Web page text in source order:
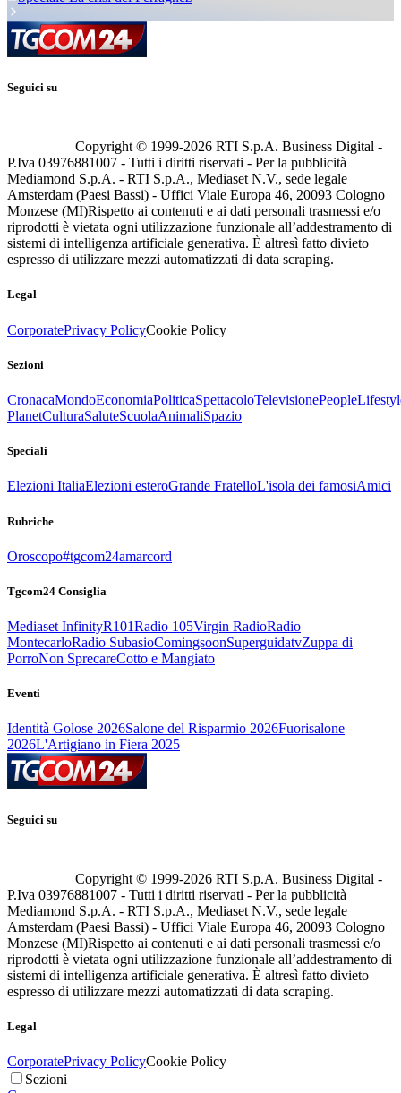
Seguici su
Copyright © 1999-2026 RTI S.p.A. Business Digital -
P.Iva 03976881007 - Tutti i diritti riservati - Per la pubblicità
Mediamond S.p.A. - RTI S.p.A., Mediaset N.V., sede legale
Amsterdam (Paesi Bassi) - Uffici Viale Europa 46, 20093 Cologno
Monzese (MI)Rispetto ai contenuti e ai dati personali trasmessi e/o
riprodotti è vietata ogni utilizzazione funzionale all’addestramento di
sistemi di intelligenza artificiale generativa. È altresì fatto divieto
espresso di utilizzare mezzi automatizzati di data scraping.
Legal
CorporatePrivacy PolicyCookie Policy
Sezioni
CronacaMondoEconomiaPoliticaSpettacoloTelevisionePeople
PlanetCulturaSaluteScuolaAnimaliSpazio
Speciali
Elezioni ItaliaElezioni esteroGrande FratelloL'isola dei famosiAmici
Rubriche
Oroscopo#tgcom24amarcord
Tgcom24 Consiglia
Mediaset InfinityR101Radio 105Virgin RadioRadio
MontecarloRadio SubasioComingsoonSuperguidatvZuppa di
PorroNon SprecareCotto e Mangiato
Eventi
Identità Golose 2026Salone del Risparmio 2026Fuorisalone
2026L'Artigiano in Fiera 2025
Seguici su
Copyright © 1999-2026 RTI S.p.A. Business Digital -
P.Iva 03976881007 - Tutti i diritti riservati - Per la pubblicità
Mediamond S.p.A. - RTI S.p.A., Mediaset N.V., sede legale
Amsterdam (Paesi Bassi) - Uffici Viale Europa 46, 20093 Cologno
Monzese (MI)Rispetto ai contenuti e ai dati personali trasmessi e/o
riprodotti è vietata ogni utilizzazione funzionale all’addestramento di
sistemi di intelligenza artificiale generativa. È altresì fatto divieto
espresso di utilizzare mezzi automatizzati di data scraping.
Legal
CorporatePrivacy PolicyCookie Policy
Sezioni